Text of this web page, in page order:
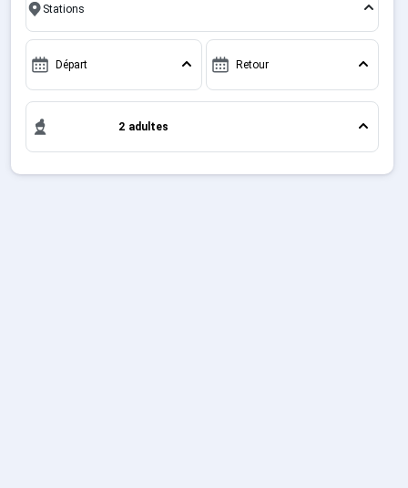
Sites CSE & Groupes
Français (FR)
souvenirs uniques de vos vacances au ski.
Départ Retour
2 adultes